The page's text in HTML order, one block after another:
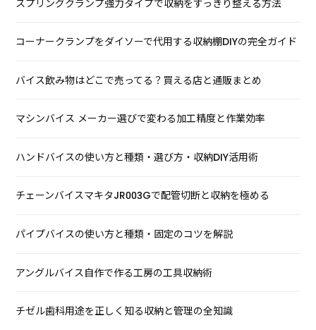
スプリングクランプ強力タイプで収納をすっきり整える方法
コーナークランプをダイソーで代用する収納棚DIYの完全ガイド
バイス飲み物はどこで売ってる？買える店と通販まとめ
マシンバイス メーカー選びで変わる加工精度と作業効率
ハンドバイスの使い方と種類・選び方・収納DIY活用術
チェーンバイスマキタJR003Gで配管切断と収納を極める
パイプバイスの使い方と種類・固定のコツを解説
アングルバイス自作で作る工房の工具収納術
チゼル歯科用途を正しく知る収納と管理の全知識